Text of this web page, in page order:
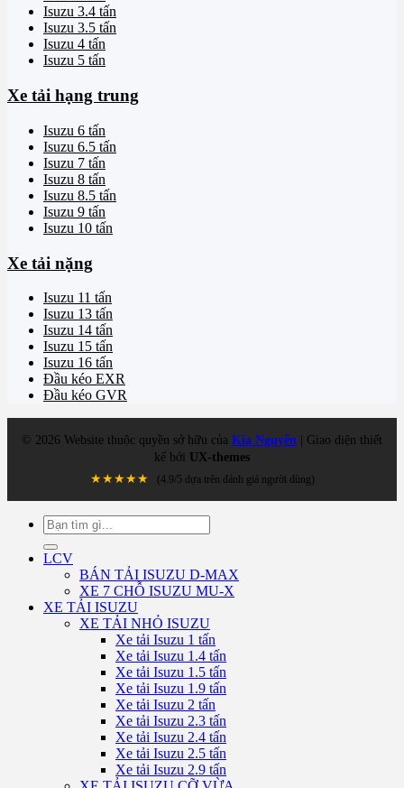
Isuzu 3.4 tấn
Isuzu 3.5 tấn
Isuzu 4 tấn
Isuzu 5 tấn
Xe tải hạng trung
Isuzu 6 tấn
Isuzu 6.5 tấn
Isuzu 7 tấn
Isuzu 8 tấn
Isuzu 8.5 tấn
Isuzu 9 tấn
Isuzu 10 tấn
Xe tải nặng
Isuzu 11 tấn
Isuzu 13 tấn
Isuzu 14 tấn
Isuzu 15 tấn
Isuzu 16 tấn
Đầu kéo EXR
Đầu kéo GVR
© 2026 Website thuộc quyền sở hữu của Kia Nguyễn | Giao diện thiết
kế bởi UX-themes
★★★★★
(4.9/5 dựa trên đánh giá người dùng)
Tìm
kiếm:
LCV
BÁN TẢI ISUZU D-MAX
XE 7 CHỖ ISUZU MU-X
XE TẢI ISUZU
XE TẢI NHỎ ISUZU
Xe tải Isuzu 1 tấn
Xe tải Isuzu 1.4 tấn
Xe tải Isuzu 1.5 tấn
Xe tải Isuzu 1.9 tấn
Xe tải Isuzu 2 tấn
Xe tải Isuzu 2.3 tấn
Xe tải Isuzu 2.4 tấn
Xe tải Isuzu 2.5 tấn
Xe tải Isuzu 2.9 tấn